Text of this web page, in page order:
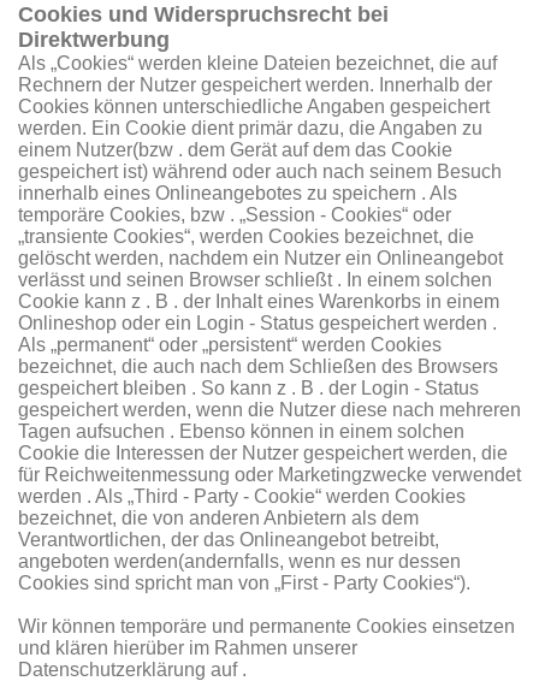
Cookies und Widerspruchsrecht bei
Direktwerbung
Als „Cookies“ werden kleine Dateien bezeichnet, die auf
Rechnern der Nutzer gespeichert werden. Innerhalb der
Cookies können unterschiedliche Angaben gespeichert
werden. Ein Cookie dient primär dazu, die Angaben zu
einem Nutzer(bzw . dem Gerät auf dem das Cookie
gespeichert ist) während oder auch nach seinem Besuch
innerhalb eines Onlineangebotes zu speichern . Als
temporäre Cookies, bzw . „Session - Cookies“ oder
„transiente Cookies“, werden Cookies bezeichnet, die
gelöscht werden, nachdem ein Nutzer ein Onlineangebot
verlässt und seinen Browser schließt . In einem solchen
Cookie kann z . B . der Inhalt eines Warenkorbs in einem
Onlineshop oder ein Login - Status gespeichert werden .
Als „permanent“ oder „persistent“ werden Cookies
bezeichnet, die auch nach dem Schließen des Browsers
gespeichert bleiben . So kann z . B . der Login - Status
gespeichert werden, wenn die Nutzer diese nach mehreren
Tagen aufsuchen . Ebenso können in einem solchen
Cookie die Interessen der Nutzer gespeichert werden, die
für Reichweitenmessung oder Marketingzwecke verwendet
werden . Als „Third - Party - Cookie“ werden Cookies
bezeichnet, die von anderen Anbietern als dem
Verantwortlichen, der das Onlineangebot betreibt,
angeboten werden(andernfalls, wenn es nur dessen
Cookies sind spricht man von „First - Party Cookies“).
Wir können temporäre und permanente Cookies einsetzen
und klären hierüber im Rahmen unserer
Datenschutzerklärung auf .